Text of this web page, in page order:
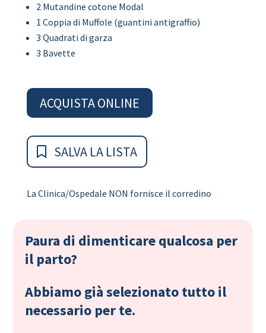
2 Mutandine cotone Modal
1 Coppia di Muffole (guantini antigraffio)
3 Quadrati di garza
3 Bavette
ACQUISTA ONLINE
SALVA LA LISTA
La Clinica/Ospedale NON fornisce il corredino
Paura di dimenticare qualcosa per
il parto?
Abbiamo già selezionato tutto il
necessario per te.